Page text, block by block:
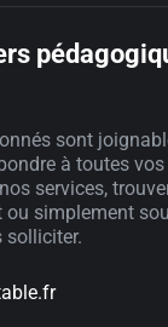
sont
à toutes
services,
simplement
solliciter.